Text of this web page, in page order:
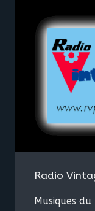
Radio
Musiques